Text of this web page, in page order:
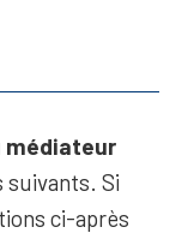
médiateur
suivants. Si
ci-après